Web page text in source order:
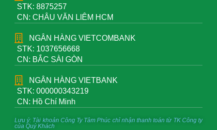
STK: 8875257
CN: CHÂU VĂN LIÊM HCM
NGÂN HÀNG VIETCOMBANK
STK: 1037656668
CN: BẮC SÀI GÒN
NGÂN HÀNG VIETBANK
STK: 000000343219
CN: Hồ Chí Minh
Lưu ý: Tài khoản Công Ty Tâm Phúc chỉ nhận thanh toán từ TK Công ty
của Quý Khách